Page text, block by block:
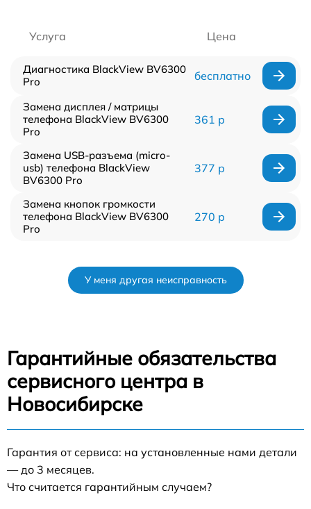
Услуга Цена
Диагностика BlackView BV6300
Pro
бесплатно
Замена дисплея / матрицы
телефона BlackView BV6300
Pro
361 р
Замена USB-разъема (micro-
usb) телефона BlackView
BV6300 Pro
377 р
Замена кнопок громкости
телефона BlackView BV6300
Pro
270 р
У меня другая неисправность
Гарантийные обязательства
сервисного центра в
Новосибирске
Гарантия от сервиса: на установленные нами детали
— до 3 месяцев.
Что считается гарантийным случаем?